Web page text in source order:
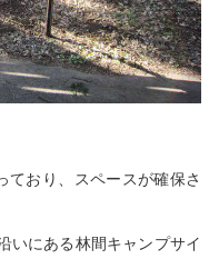
リシー
ており、スペースが確保さ
いにある林間キャンプサイ